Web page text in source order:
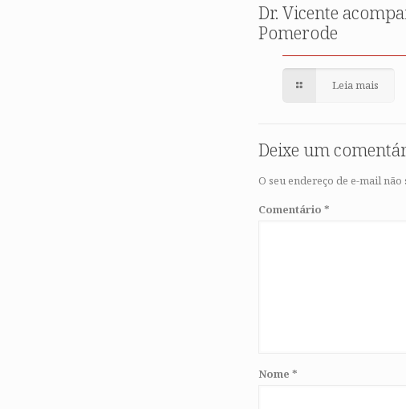
Dr. Vicente
Pomerode
Leia mais
Deixe um
O seu endereço de e-mail
Comentário *
Nome *